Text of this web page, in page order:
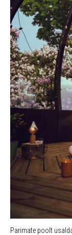
Parimate poolt